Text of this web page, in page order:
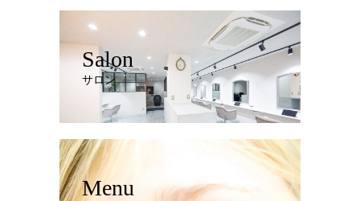
Salon
サロン
Menu